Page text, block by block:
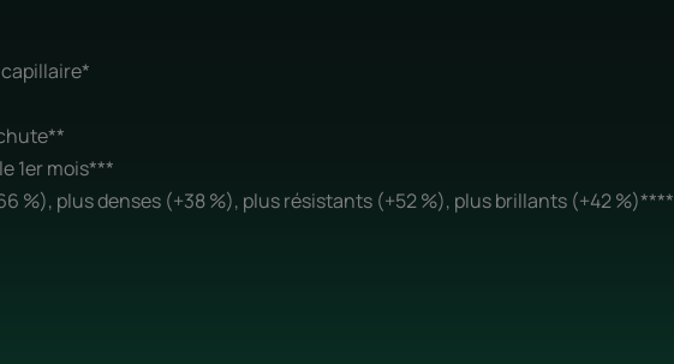
1er mois***
%), plus denses (+38 %), plus résistants (+52 %), plus brillants (+42 %)****